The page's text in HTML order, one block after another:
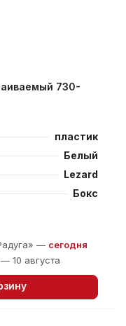
730-
пластик
Белый
Lezard
Бокс
— сегодня
10 августа